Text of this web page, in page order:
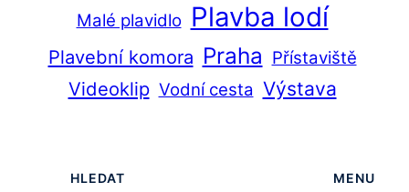
Malé plavidlo Plavba lodí
Plavební komora Praha Přístaviště
Videoklip Vodní cesta Výstava
HLEDAT MENU